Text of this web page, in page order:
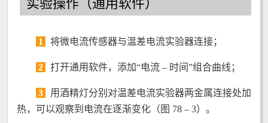
实验操作（通用软件）
1 将微电流传感器与温差电流实验器连接；
2 打开通用软件，添加“电流 – 时间”组合曲线；
3
用酒精灯分别对温差电流实验器两金属连接处加
热，可以观察到电流在逐渐变化（图 78 – 3）。